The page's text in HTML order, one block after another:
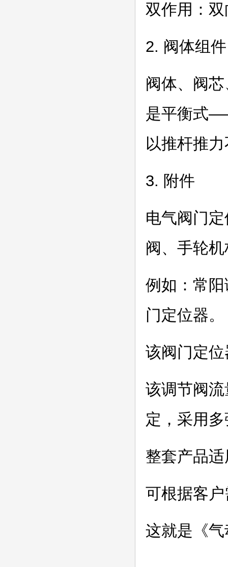
双作用：
2. 阀体组件
阀体、阀
是平衡式
以推杆推
3. 附件
电气阀门
阀、手轮
例如：常
门定位器。
该阀门定
该调节阀
定，采用
整套产品
可根据客
这就是《